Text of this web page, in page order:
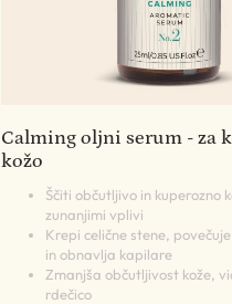
Calming oljni serum - za
kožo
Ščiti občutljivo in kuperozno
zunanjimi vplivi
Krepi celične stene,
in obnavlja kapilare
Zmanjša občutljivost kože,
rdečico